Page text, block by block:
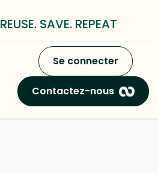
REUSE. SAVE. REPEAT
Se connecter
Contactez-nous